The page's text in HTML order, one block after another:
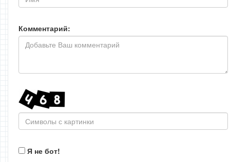
Комментарий:
Я не бот!